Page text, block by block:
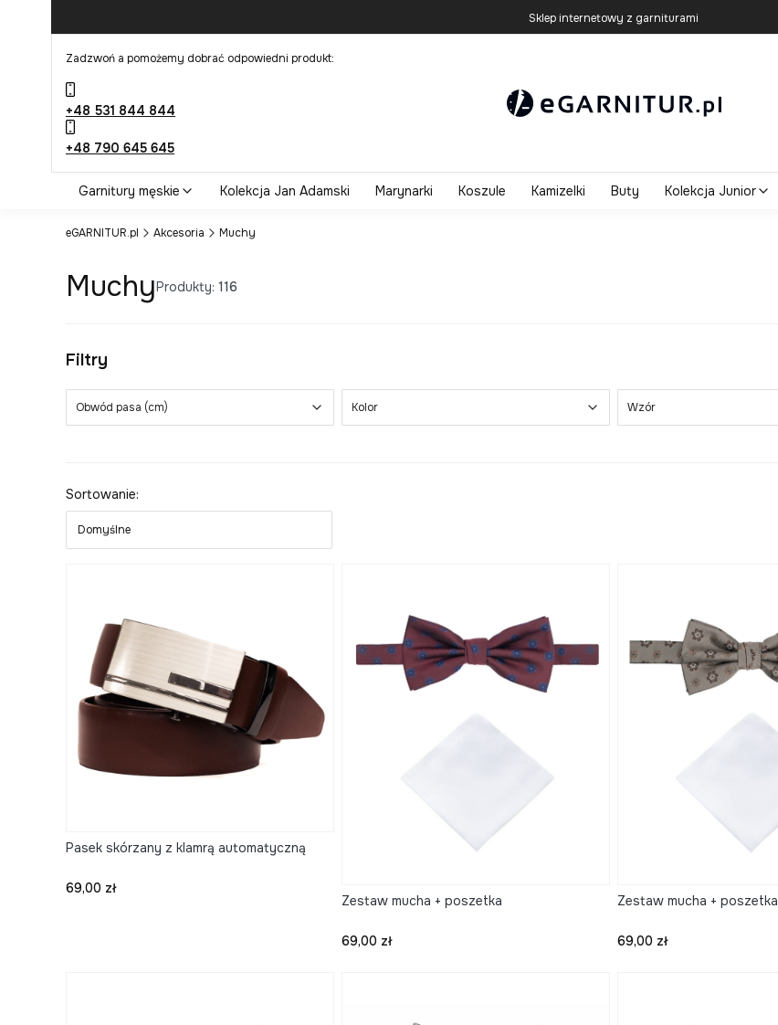
Sklep internetowy z garniturami
Zadzwoń a pomożemy dobrać odpowiedni produkt:
+48 531 844 844
+48 790 645 645
Garnitury męskie Kolekcja Jan Adamski Marynarki Koszule Kamizelki Buty Kolekcja Junior
eGARNITUR.pl Akcesoria Muchy
MuchyProdukty: 116
Filtry
Obwód pasa (cm) Kolor Wzór
Lista produktów
Sortowanie:
Domyślne
Pasek skórzany z klamrą automatyczną
Cena
69,00 zł
Zestaw mucha + poszetka
Cena
69,00 zł
Zestaw mucha + poszetka
Cena
69,00 zł